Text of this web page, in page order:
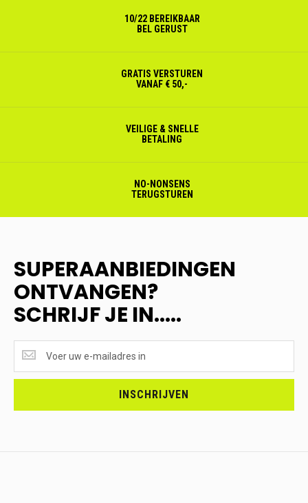
10/22 BEREIKBAAR
BEL GERUST
GRATIS VERSTUREN
VANAF € 50,-
VEILIGE & SNELLE
BETALING
NO-NONSENS
TERUGSTUREN
SUPERAANBIEDINGEN
ONTVANGEN?
SCHRIJF JE IN.....
ONTVANGEN?
<br>SCHRIJF
INSCHRIJVEN